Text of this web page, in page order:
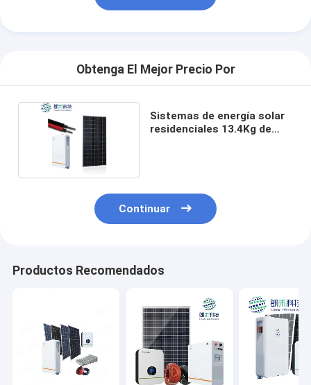
Obtenga El Mejor Precio Por
Sistemas de energía solar
residenciales 13.4Kg de
Continuar
Productos Recomendados